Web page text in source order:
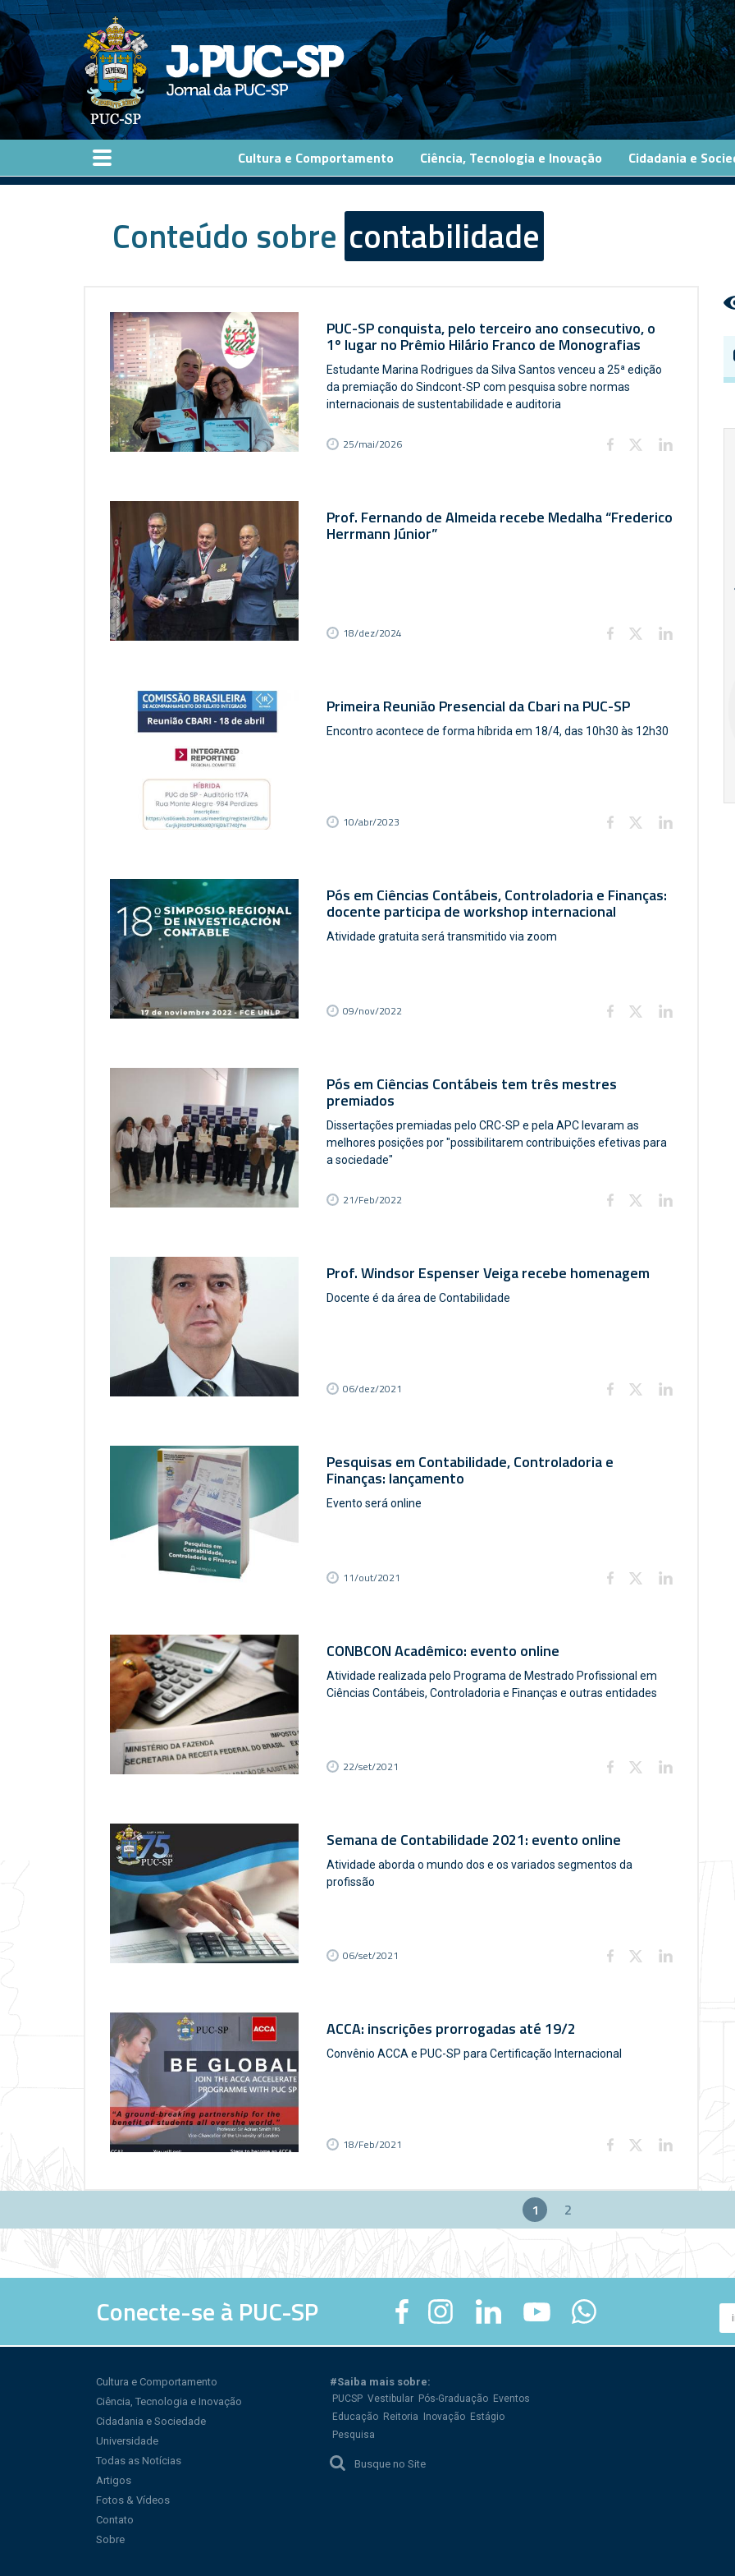
Pular para o conteúdo principal
Cultura e Comportamento Ciência, Tecnologia e Inovação Cidadania e
Conteúdo sobre contabilidade
PUC-SP conquista, pelo terceiro ano consecutivo, o
1º lugar no Prêmio Hilário Franco de Monografias
Estudante Marina Rodrigues da Silva Santos venceu a 25ª edição
da premiação do Sindcont-SP com pesquisa sobre normas
internacionais de sustentabilidade e auditoria
25/mai/2026
Prof. Fernando de Almeida recebe Medalha “Frederico
Herrmann Júnior”
18/dez/2024
Primeira Reunião Presencial da Cbari na PUC-SP
Encontro acontece de forma híbrida em 18/4, das 10h30 às 12h30
10/abr/2023
Pós em Ciências Contábeis, Controladoria e Finanças:
docente participa de workshop internacional
Atividade gratuita será transmitido via zoom
09/nov/2022
Pós em Ciências Contábeis tem três mestres
premiados
Dissertações premiadas pelo CRC-SP e pela APC levaram as
melhores posições por "possibilitarem contribuições efetivas para
a sociedade"
21/Feb/2022
Prof. Windsor Espenser Veiga recebe homenagem
Docente é da área de Contabilidade
06/dez/2021
Pesquisas em Contabilidade, Controladoria e
Finanças: lançamento
Evento será online
11/out/2021
CONBCON Acadêmico: evento online
Atividade realizada pelo Programa de Mestrado Profissional em
Ciências Contábeis, Controladoria e Finanças e outras entidades
22/set/2021
Semana de Contabilidade 2021: evento online
Atividade aborda o mundo dos e os variados segmentos da
profissão
06/set/2021
ACCA: inscrições prorrogadas até 19/2
Convênio ACCA e PUC-SP para Certificação Internacional
18/Feb/2021
PUC-SP
Páginas 1 2
Conecte-se à PUC-SP
Cultura e Comportamento
Ciência, Tecnologia e Inovação
Cidadania e Sociedade
Universidade
Todas as Notícias
Artigos
Fotos & Vídeos
Contato
Sobre
#Saiba mais sobre:
PUCSP Vestibular Pós-Graduação Eventos
Educação Reitoria Inovação Estágio
Pesquisa
Busque no Site